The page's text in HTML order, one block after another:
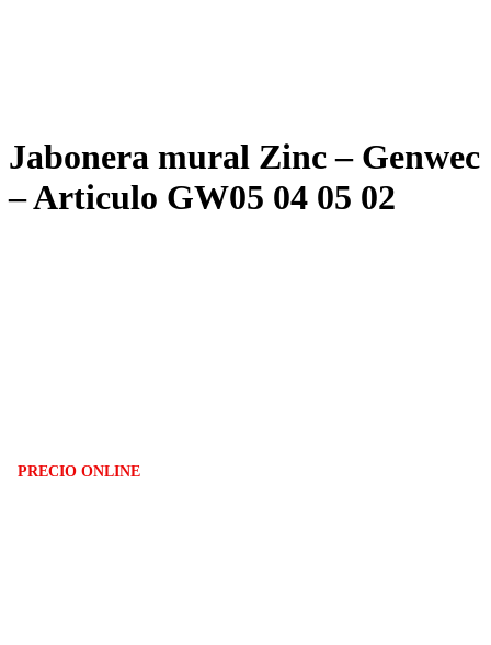
Jabonera mural Zinc – Genwec
– Articulo GW05 04 05 02
PRECIO ONLINE